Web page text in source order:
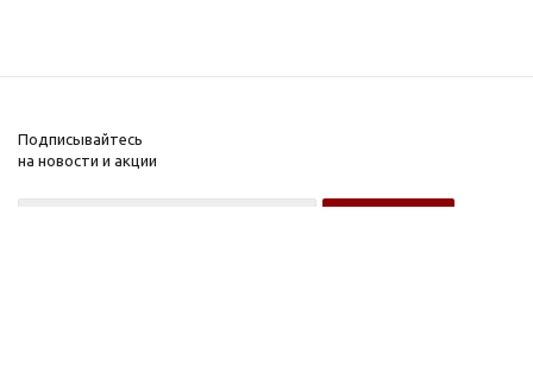
Подписывайтесь
на новости и акции